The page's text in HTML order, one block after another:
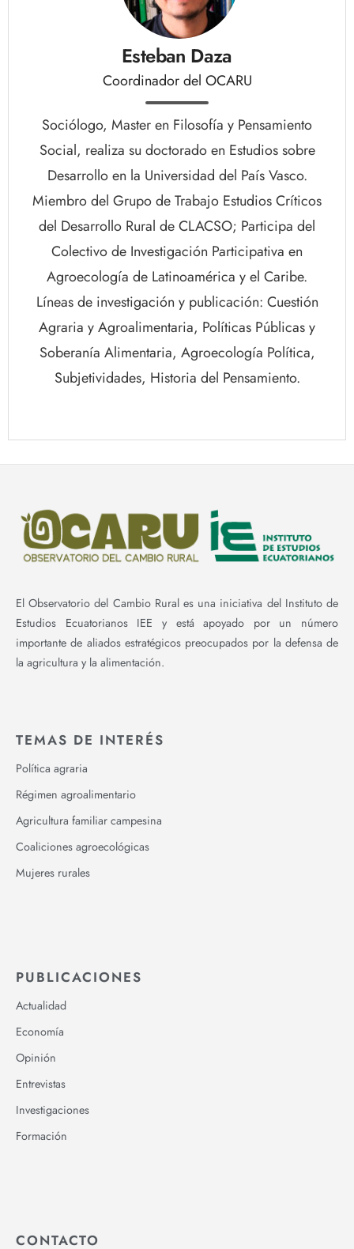
Esteban Daza
Coordinador del OCARU
Sociólogo, Master en Filosofía y Pensamiento
Social, realiza su doctorado en Estudios sobre
Desarrollo en la Universidad del País Vasco.
Miembro del Grupo de Trabajo Estudios Críticos
del Desarrollo Rural de CLACSO; Participa del
Colectivo de Investigación Participativa en
Agroecología de Latinoamérica y el Caribe.
Líneas de investigación y publicación: Cuestión
Agraria y Agroalimentaria, Políticas Públicas y
Soberanía Alimentaria, Agroecología Política,
Subjetividades, Historia del Pensamiento.
El Observatorio del Cambio Rural es una iniciativa del Instituto de
Estudios Ecuatorianos IEE y está apoyado por un número
importante de aliados estratégicos preocupados por la defensa de
la agricultura y la alimentación.
TEMAS DE INTERÉS
Política agraria
Régimen agroalimentario
Agricultura familiar campesina
Coaliciones agroecológicas
Mujeres rurales
PUBLICACIONES
Actualidad
Economía
Opinión
Entrevistas
Investigaciones
Formación
CONTACTO